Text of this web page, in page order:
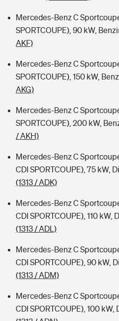
Mercedes-Benz C
SPORTCOUPE), 90 kW,
AKF)
Mercedes-Benz C
SPORTCOUPE), 150 kW,
AKG)
Mercedes-Benz C
SPORTCOUPE), 200 kW,
/ AKH)
Mercedes-Benz C
CDI SPORTCOUPE), 75 kW,
(1313 / ADK)
Mercedes-Benz C
CDI SPORTCOUPE), 110
(1313 / ADL)
Mercedes-Benz C
CDI SPORTCOUPE), 90 kW,
(1313 / ADM)
Mercedes-Benz C
CDI SPORTCOUPE), 100